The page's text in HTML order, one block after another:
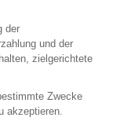
der
und der
zielgerichtete
Zwecke
akzeptieren.